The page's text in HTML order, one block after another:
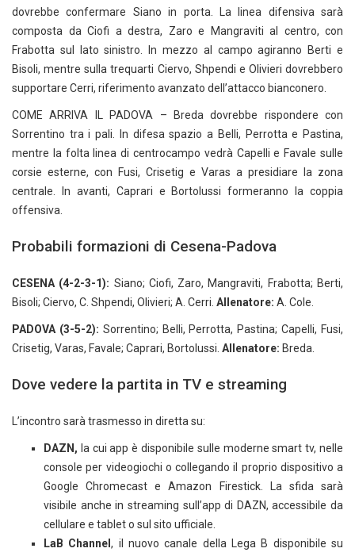
dovrebbe confermare Siano in porta. La linea difensiva sarà
composta da Ciofi a destra, Zaro e Mangraviti al centro, con
Frabotta sul lato sinistro. In mezzo al campo agiranno Berti e
Bisoli, mentre sulla trequarti Ciervo, Shpendi e Olivieri dovrebbero
supportare Cerri, riferimento avanzato dell’attacco bianconero.
COME ARRIVA IL PADOVA – Breda dovrebbe rispondere con
Sorrentino tra i pali. In difesa spazio a Belli, Perrotta e Pastina,
mentre la folta linea di centrocampo vedrà Capelli e Favale sulle
corsie esterne, con Fusi, Crisetig e Varas a presidiare la zona
centrale. In avanti, Caprari e Bortolussi formeranno la coppia
offensiva.
Probabili formazioni di Cesena-Padova
CESENA (4-2-3-1): Siano; Ciofi, Zaro, Mangraviti, Frabotta; Berti,
Bisoli; Ciervo, C. Shpendi, Olivieri; A. Cerri. Allenatore: A. Cole.
PADOVA (3-5-2): Sorrentino; Belli, Perrotta, Pastina; Capelli, Fusi,
Crisetig, Varas, Favale; Caprari, Bortolussi. Allenatore: Breda.
Dove vedere la partita in TV e streaming
L’incontro sarà trasmesso in diretta su:
DAZN, la cui app è disponibile sulle moderne smart tv, nelle
console per videogiochi o collegando il proprio dispositivo a
Google Chromecast e Amazon Firestick. La sfida sarà
visibile anche in streaming sull’app di DAZN, accessibile da
cellulare e tablet o sul sito ufficiale.
LaB Channel, il nuovo canale della Lega B disponibile su